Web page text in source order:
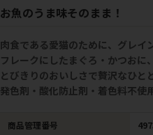
お魚のうま味そのまま！
肉食である愛猫のために、グレイ
フレークにしたまぐろ・かつおに
とびきりのおいしさで贅沢なひと
発色剤・酸化防止剤・着色料不使
商品管理番号